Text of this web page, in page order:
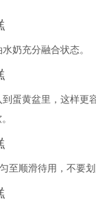
奶充分融合状态。
蛋黄盆里，这样更
至顺滑待用，不要划